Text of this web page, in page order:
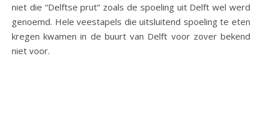
niet die “Delftse prut” zoals de spoeling uit Delft wel werd
genoemd. Hele veestapels die uitsluitend spoeling te eten
kregen kwamen in de buurt van Delft voor zover bekend
niet voor.